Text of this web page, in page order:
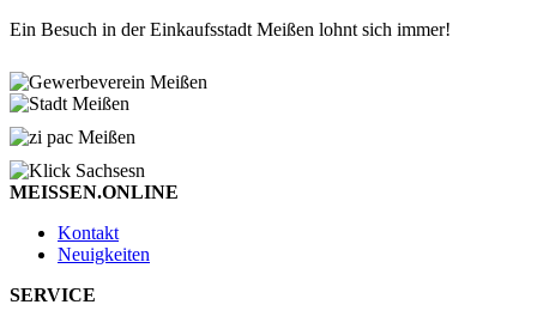
Ein Besuch in der Einkaufsstadt Meißen lohnt sich immer!
MEISSEN.ONLINE
Kontakt
Neuigkeiten
SERVICE